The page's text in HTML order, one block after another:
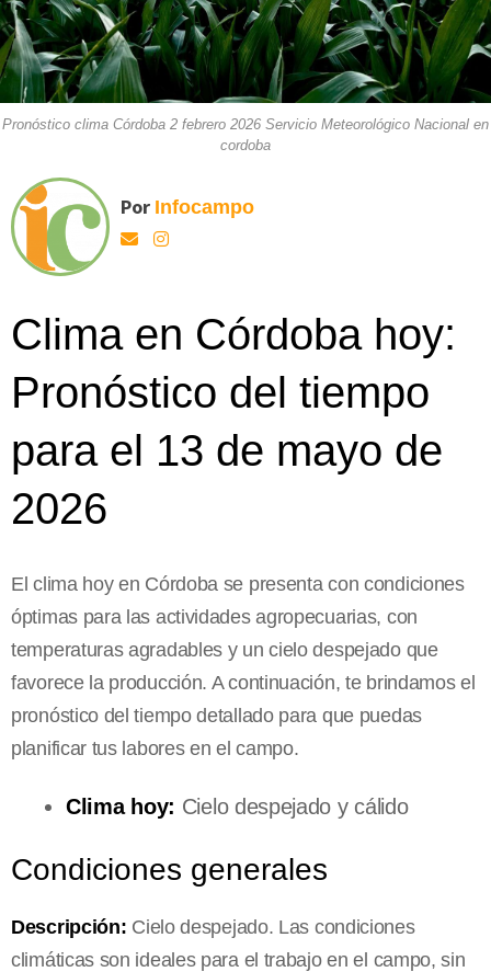
Pronóstico clima Córdoba 2 febrero 2026 Servicio Meteorológico Nacional en
cordoba
Por Infocampo
Clima en Córdoba hoy:
Pronóstico del tiempo
para el 13 de mayo de
2026
El clima hoy en Córdoba se presenta con condiciones
óptimas para las actividades agropecuarias, con
temperaturas agradables y un cielo despejado que
favorece la producción. A continuación, te brindamos el
pronóstico del tiempo detallado para que puedas
planificar tus labores en el campo.
Clima hoy: Cielo despejado y cálido
Condiciones generales
Descripción: Cielo despejado. Las condiciones
climáticas son ideales para el trabajo en el campo, sin